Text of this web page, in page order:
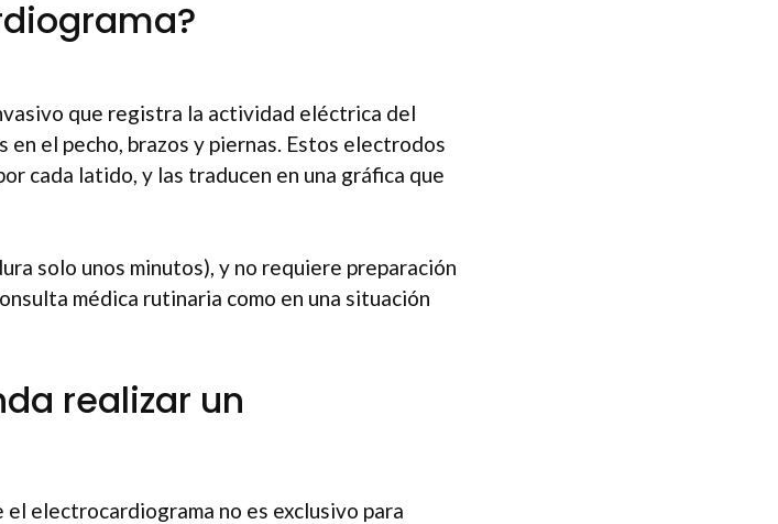
que registra la actividad eléctrica del
el pecho, brazos y piernas. Estos electrodos
cada latido, y las traducen en una gráfica que
solo unos minutos), y no requiere preparación
médica rutinaria como en una situación
realizar un
electrocardiograma no es exclusivo para